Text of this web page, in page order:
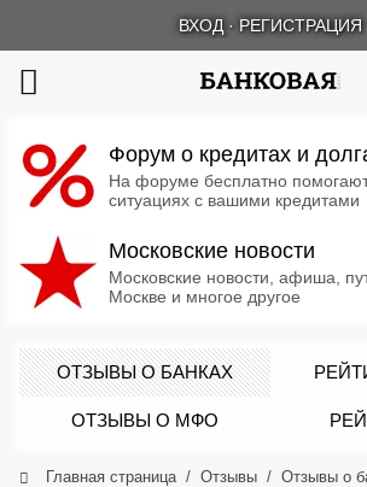
ВХОД · РЕГИСТРАЦИЯ
Форум о кредитах и
На форуме бесплатно
ситуациях с вашими кредитами
Московские новости
Московские новости, афиша,
Москве и многое другое
ОТЗЫВЫ О БАНКАХ
ОТЗЫВЫ О МФО
Главная страница Отзывы Отзывы о